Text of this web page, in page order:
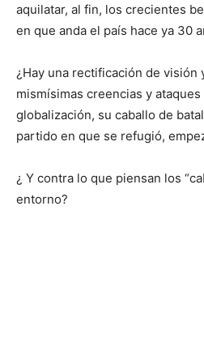
aquilatar, al fin, los crecientes
en que anda el país hace ya 30
¿Hay una rectificación de visión
mismísimas creencias y
globalización, su caballo de
partido en que se refugió,
¿ Y contra lo que piensan los
entorno?